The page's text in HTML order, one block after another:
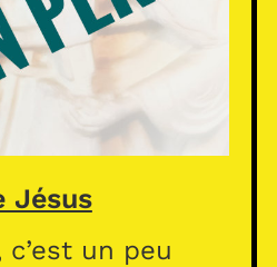
Jésus
un peu